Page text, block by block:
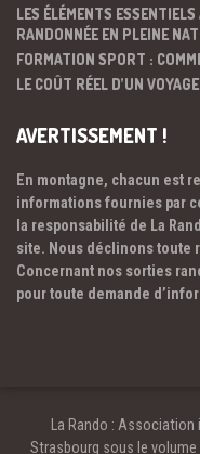
LES ÉLÉMENTS
RANDONNÉE EN PLEINE
FORMATION SPORT :
LE COÛT RÉEL D’UN
AVERTISSEMENT !
En montagne, chacun est
informations fournies par
la responsabilité de La
site. Nous déclinons toute
Concernant nos sorties
pour toute demande
La Rando : Association
Strasbourg sous le volume